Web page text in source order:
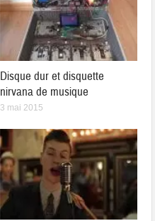
Disque dur et disquette
nirvana de musique
3 mai 2015